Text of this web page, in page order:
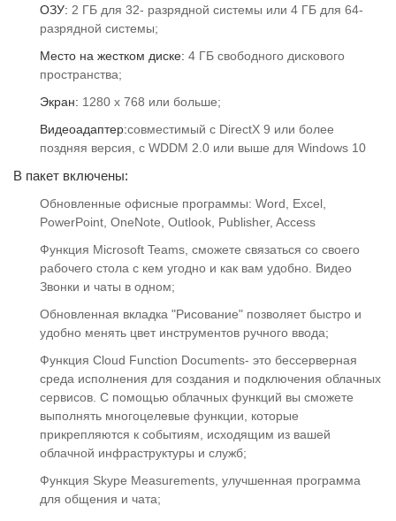
ОЗУ: 2 ГБ для 32- разрядной системы или 4 ГБ для 64-
разрядной системы;
Место на жестком диске: 4 ГБ свободного дискового
пространства;
Экран: 1280 x 768 или больше;
Видеоадаптер:совместимый с DirectX 9 или более
поздняя версия, с WDDM 2.0 или выше для Windows 10
В пакет включены:
Обновленные офисные программы: Word, Excel,
PowerPoint, OneNote, Outlook, Publisher, Access
Функция Microsoft Teams, сможете связаться со своего
рабочего стола с кем угодно и как вам удобно. Видео
Звонки и чаты в одном;
Обновленная вкладка "Рисование" позволяет быстро и
удобно менять цвет инструментов ручного ввода;
Функция Cloud Function Documents- это бессерверная
среда исполнения для создания и подключения облачных
сервисов. С помощью облачных функций вы сможете
выполнять многоцелевые функции, которые
прикрепляются к событиям, исходящим из вашей
облачной инфраструктуры и служб;
Функция Skype Measurements, улучшенная программа
для общения и чата;